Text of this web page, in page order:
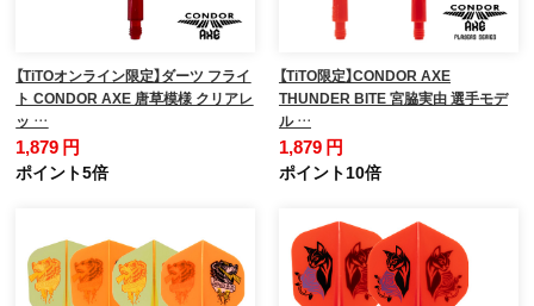
【TiTOオンライン限定】ダーツ フライ
ト CONDOR AXE 唐草模様 クリアレ
ッ …
1,879 円
ポイント5倍
【TiTO限定】CONDOR AXE
THUNDER BITE 宮脇実由 選手モデ
ル …
1,879 円
ポイント10倍